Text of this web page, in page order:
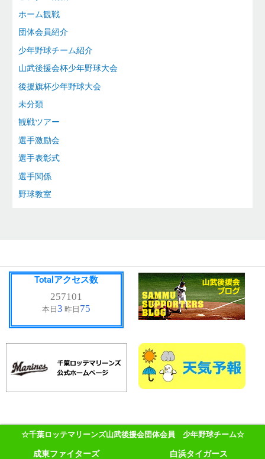
ホーム観戦
団体会員紹介
少年野球チーム紹介
山武後援会杯少年野球大会
後援旗杯少年野球大会
未分類
観戦ツアー
選手激励会
選手表彰式
選手関係
野球教室
Totalアクセス数
☆千葉ロッテマリーンズ山武後援会団体会員 少年野球チーム☆
成東ファイターズ 白浜タイガース